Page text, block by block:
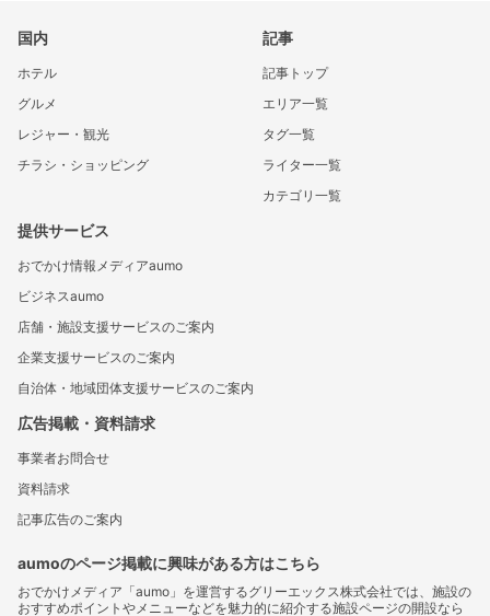
国内
ホテル
グルメ
レジャー・観光
チラシ・ショッピング
記事
記事トップ
エリア一覧
タグ一覧
ライター一覧
カテゴリ一覧
提供サービス
おでかけ情報メディアaumo
ビジネスaumo
店舗・施設支援サービスのご案内
企業支援サービスのご案内
自治体・地域団体支援サービスのご案内
広告掲載・資料請求
事業者お問合せ
資料請求
記事広告のご案内
aumoのページ掲載に興味がある方はこちら
おでかけメディア「aumo」を運営するグリーエックス株式会社では、施設の
おすすめポイントやメニューなどを魅力的に紹介する施設ページの開設なら